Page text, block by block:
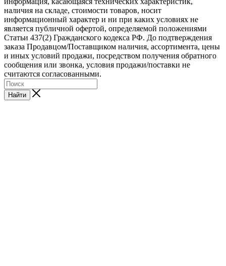
наличия на складе, стоимости товаров, носит
информационный характер и ни при каких условиях не
является публичной офертой, определяемой положениями
Статьи 437(2) Гражданского кодекса РФ. До подтверждения
заказа Продавцом/Поставщиком наличия, ассортимента, цены
и иных условий продажи, посредством получения обратного
сообщения или звонка, условия продажи/поставки не
считаются согласованными.
Найти